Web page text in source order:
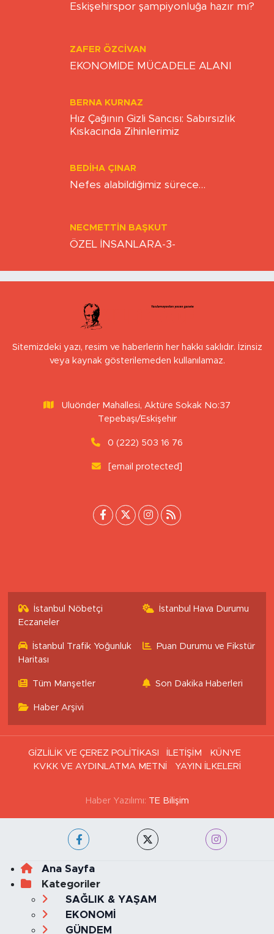
Eskişehirspor şampiyonluğa hazır mı?
ZAFER ÖZCIVAN
EKONOMİDE MÜCADELE ALANI
BERNA KURNAZ
Hız Çağının Gizli Sancısı: Sabırsızlık
Kıskacında Zihinlerimiz
BEDIHA ÇINAR
Nefes alabildiğimiz sürece…
NECMETTIN BAŞKUT
ÖZEL İNSANLARA-3-
Sitemizdeki yazı, resim ve haberlerin her hakkı saklıdır. İzinsiz
veya kaynak gösterilemeden kullanılamaz.
Uluönder Mahallesi, Aktüre Sokak No:37
Tepebaşı/Eskişehir
0 (222) 503 16 76
[email protected]
İstanbul Nöbetçi
Eczaneler
İstanbul Hava Durumu
İstanbul Trafik Yoğunluk
Haritası
Puan Durumu ve Fikstür
Tüm Manşetler Son Dakika Haberleri
Haber Arşivi
GİZLİLİK VE ÇEREZ POLİTİKASI İLETİŞİM
KÜNYE
KVKK VE AYDINLATMA METNİ
YAYIN İLKELERİ
Haber Yazılımı: TE Bilişim
Ana Sayfa
Kategoriler
SAĞLIK & YAŞAM
EKONOMİ
GÜNDEM